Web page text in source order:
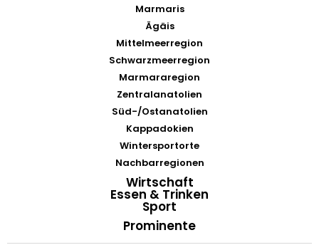
Marmaris
Ägäis
Mittelmeerregion
Schwarzmeerregion
Marmararegion
Zentralanatolien
Süd-/Ostanatolien
Kappadokien
Wintersportorte
Nachbarregionen
Wirtschaft
Essen & Trinken
Sport
Prominente